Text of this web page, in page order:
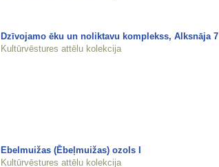
Dzīvojamo ēku un noliktavu komplekss, Alksnāja 7
Kultūrvēstures attēlu kolekcija
Ebelmuižas (Ēbeļmuižas) ozols I
Kultūrvēstures attēlu kolekcija